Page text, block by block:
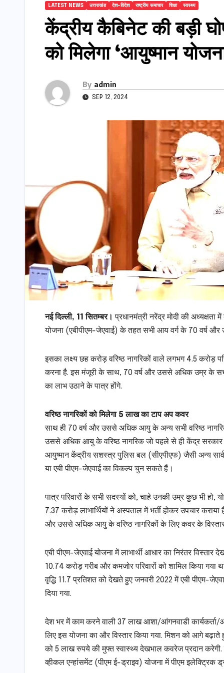
LATEST NEWS उत्तराखंड देश-विदेश राष्ट्रीय समाचार शिक्षा स्वस्थ्य
केंद्रीय कैबिनेट की बड़ी
को मिलेगा ‘आयुष्मान
By admin
SEP 12, 2024
नई दिल्ली, 11 सितम्बर। प्रधानमंत्री नरेंद्र मोदी की
योजना (एबीपीएम-जेएवाई) के तहत सभी आय वर्ग के 70 वर्ष
इसका लक्ष्य छह करोड़ वरिष्ठ नागरिकों वाले लगभग 4.5 करोड़
करना है. इस मंजूरी के साथ, 70 वर्ष और उससे अधिक उम्र के सभी
का लाभ उठाने के पात्र होंगे.
वरिष्ठ नागरिकों को मिलेगा 5 लाख का टाप अप कवर
साथ ही 70 वर्ष और उससे अधिक आयु के अन्य सभी वरिष्ठ
उससे अधिक आयु के वरिष्ठ नागरिक जो पहले से ही केंद्र सरकार
आयुष्मान केंद्रीय सशस्त्र पुलिस बल (सीएपीएफ) जैसी अन्य
या एबी पीएम-जेएवाई का विकल्प चुन सकते हैं।
पात्र परिवारों के सभी सदस्यों को, चाहे उनकी उम्र कुछ भी हो,
7.37 करोड़ लाभार्थियों ने अस्पताल में भर्ती होकर उपचार
और उससे अधिक आयु के वरिष्ठ नागरिकों के लिए कवर के
एबी पीएम-जेएवाई योजना में लाभार्थी आधार का निरंतर
10.74 करोड़ गरीब और कमजोर परिवारों को शामिल किया
वृद्धि 11.7 प्रतिशत को देखते हुए जनवरी 2022 में एबी पीएम-
दिया गया.
देश भर में काम करने वाली 37 लाख आशा/आंगनवाडी कार्यकर्ता/
लिए इस योजना का और विस्तार किया गया. मिशन को आगे
को 5 लाख रुपये की मुफ्त स्वास्थ्य देखभाल कवरेज प्रदान
व्हीकल एन्हांसमेंट (पीएम ई-ड्राइव) योजना में पीएम इलेक्ट्रिक